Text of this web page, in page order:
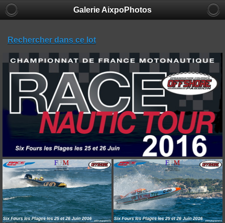
Galerie AixpoPhotos
Rechercher dans ce lot